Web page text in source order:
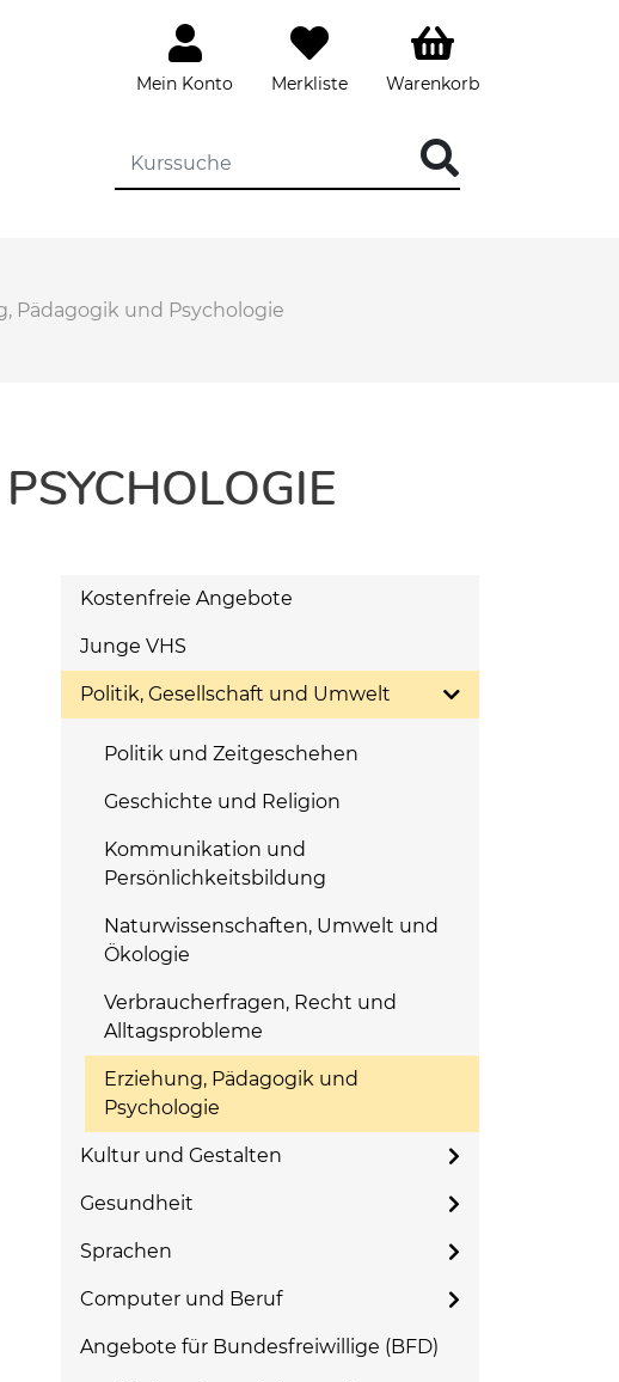
Mein Konto Merkliste Warenkorb
Pädagogik und Psychologie
Kostenfreie Angebote
Junge VHS
Politik, Gesellschaft und Umwelt
Politik und Zeitgeschehen
Geschichte und Religion
Kommunikation und
Persönlichkeitsbildung
Naturwissenschaften, Umwelt und
Ökologie
Verbraucherfragen, Recht und
Alltagsprobleme
Erziehung, Pädagogik und
Psychologie
Kultur und Gestalten
Gesundheit
Sprachen
Computer und Beruf
Angebote für Bundesfreiwillige (BFD)